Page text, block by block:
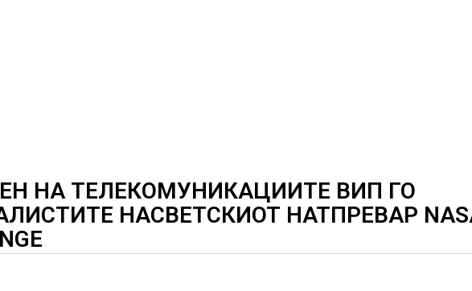
НА ТЕЛЕКОМУНИКАЦИИТЕ ВИП ГО
НАСВЕТСКИОТ НАТПРЕВАР